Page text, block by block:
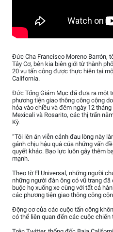
Đức Cha Francisco Moreno Barrón,
Tây Cơ, bên kia biên giới từ thành
20 vụ tấn công được thực hiện tại
California.
Đức Tổng Giám Mục đã đưa ra một
phương tiện giao thông công cộng
hỏa vào chiều và đêm ngày 12
Mexicali và Rosarito, các thị trấn
Kỳ.
“Tôi lên án viễn cảnh đau lòng này
gánh chịu hậu quả của những vấn
quyết khác. Bạo lực luôn gây thêm
mạnh.
Theo tờ El Universal, những người
những người đàn ông có vũ trang
buộc họ xuống xe cùng với tất cả
các phương tiện giao thông công
Động cơ của các cuộc tấn công
có thể liên quan đến các cuộc